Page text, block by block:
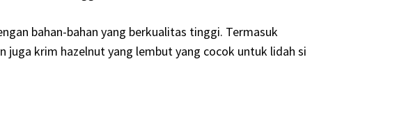
bahan-bahan yang berkualitas tinggi. Termasuk
juga krim hazelnut yang lembut yang cocok untuk lidah si